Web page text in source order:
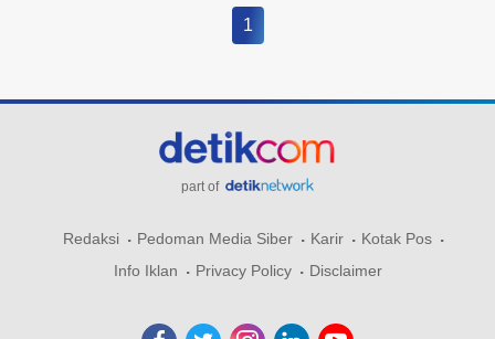
1
part of
Redaksi Pedoman Media Siber Karir
Kotak Pos
Info Iklan
Privacy Policy Disclaimer